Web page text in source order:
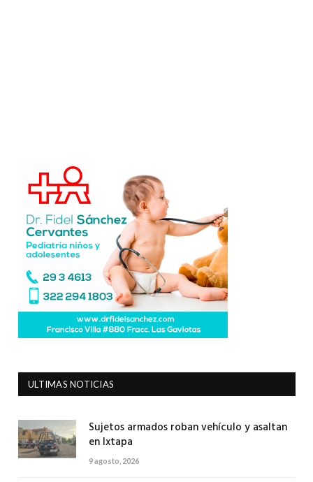
ULTIMAS NOTICIAS
Sujetos armados roban vehículo y asaltan
en Ixtapa
9 agosto, 2026